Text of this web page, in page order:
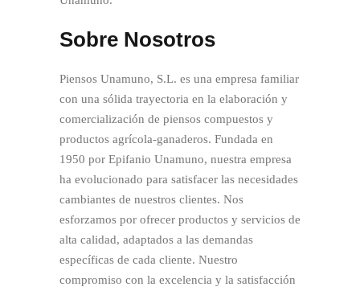
Sobre Nosotros
Piensos Unamuno, S.L. es una empresa familiar
con una sólida trayectoria en la elaboración y
comercialización de piensos compuestos y
productos agrícola-ganaderos. Fundada en
1950 por Epifanio Unamuno, nuestra empresa
ha evolucionado para satisfacer las necesidades
cambiantes de nuestros clientes. Nos
esforzamos por ofrecer productos y servicios de
alta calidad, adaptados a las demandas
específicas de cada cliente. Nuestro
compromiso con la excelencia y la satisfacción